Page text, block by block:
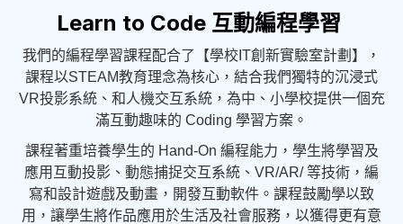
Learn to Code 互動編程學習
我們的編程學習課程配合了【學校IT創新實驗室計劃】，
課程以STEAM教育理念為核心，結合我們獨特的沉浸式
VR投影系統、和人機交互系統，為中、小學校提供一個充
滿互動趣味的 Coding 學習方案。
課程著重培養學生的 Hand-On 編程能力，學生將學習及
應用互動投影、動態捕捉交互系統、VR/AR/ 等技術，編
寫和設計遊戲及動畫，開發互動軟件。課程鼓勵學以致
用，讓學生將作品應用於生活及社會服務，以獲得更有意